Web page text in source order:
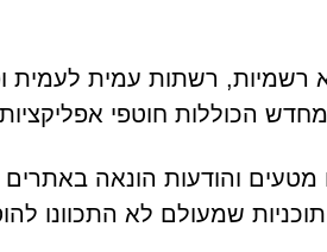
רשמיות, רשתות עמית לעמית
הכוללות חוטפי
מטעים והודעות הונאה
שמעולם לא התכוונו